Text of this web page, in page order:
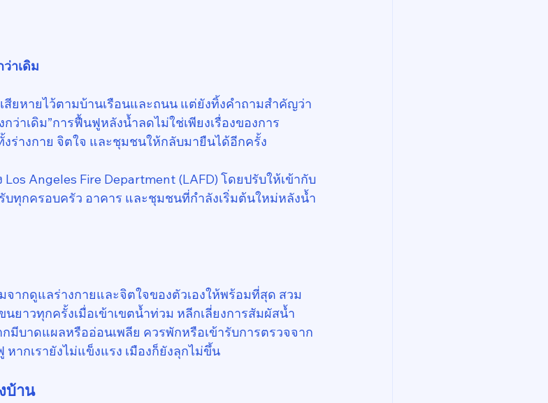
าเดิม
สียหายไว้ตามบ้านเรือนและถนน แต่ยังทิ้งคำถามสำคัญว่า
ว่าเดิม”การฟื้นฟูหลังน้ำลดไม่ใช่เพียงเรื่องของการ
างกาย จิตใจ และชุมชนให้กลับมายืนได้อีกครั้ง
Angeles Fire Department (LAFD) โดยปรับให้เข้ากับ
ทุกครอบครัว อาคาร และชุมชนที่กำลังเริ่มต้นใหม่หลังน้ำ
ากดูแลร่างกายและจิตใจของตัวเองให้พร้อมที่สุด สวม
ยาวทุกครั้งเมื่อเข้าเขตน้ำท่วม หลีกเลี่ยงการสัมผัสน้ำ
มีบาดแผลหรืออ่อนเพลีย ควรพักหรือเข้ารับการตรวจจาก
ากเรายังไม่แข็งแรง เมืองก็ยังลุกไม่ขึ้น
บ้าน